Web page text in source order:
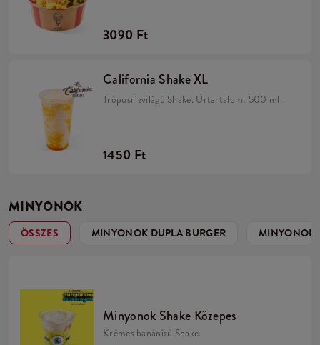
3090 Ft
California Shake XL
Trópusi ízvilágú Shake. Űrtartalom: 500 ml.
1450 Ft
MINYONOK
ÖSSZES MINYONOK DUPLA BURGER MINYONOK
Minyonok Shake Közepes
Krémes banánízű Shake.